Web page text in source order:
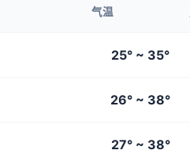
气温
25° ~ 35°
26° ~ 38°
27° ~ 38°